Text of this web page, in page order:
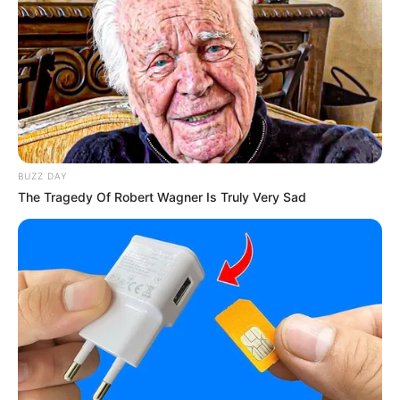
mengadu domba satu sama lain.
2.High and Low Season 2(2016)
BUZZ DAY
The Tragedy Of Robert Wagner Is Truly Very Sad